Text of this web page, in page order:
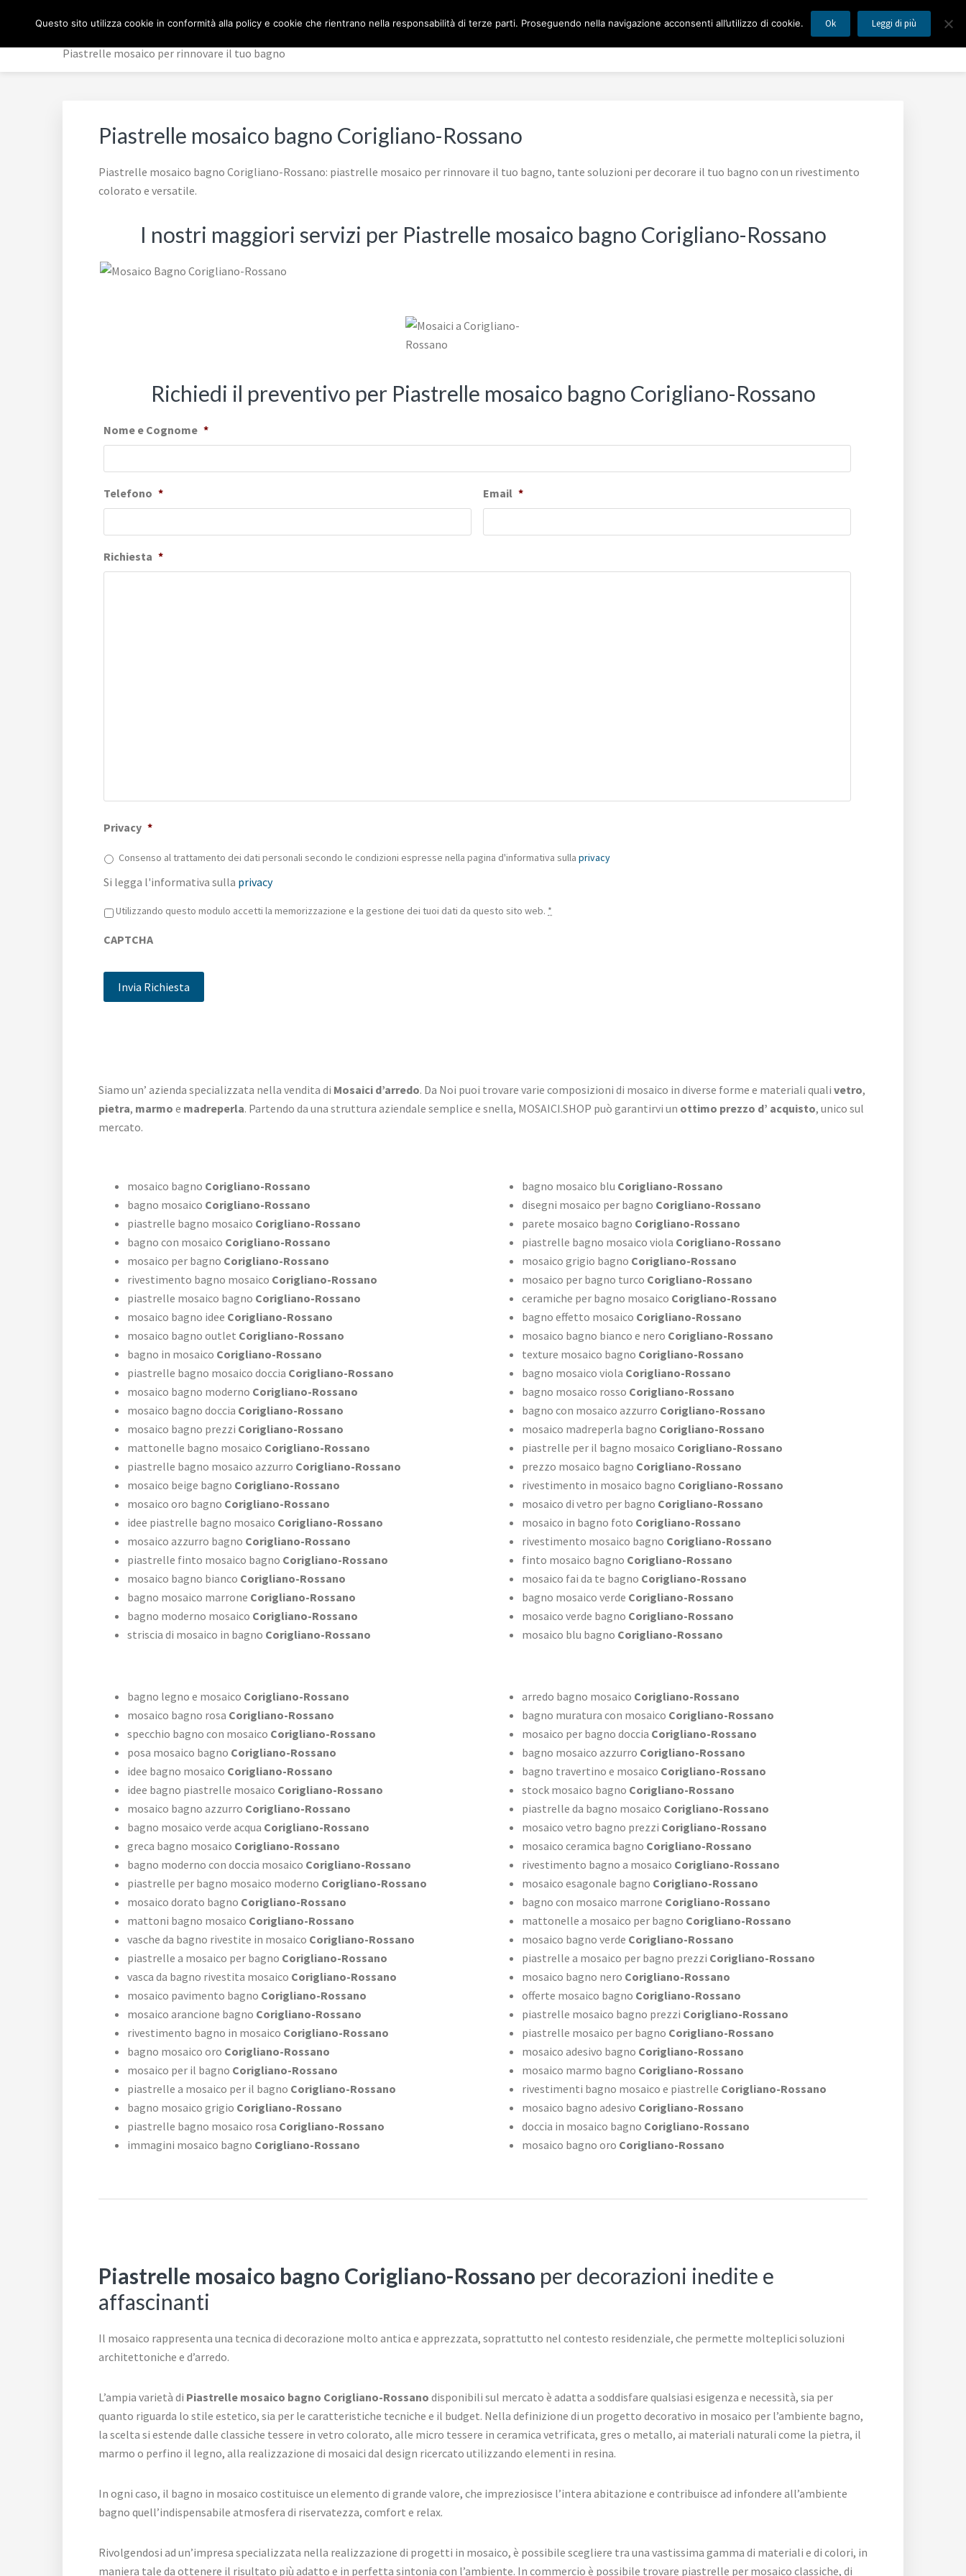
navigazione
contenuto
piè
MOSAICO BAGNO
Piastrelle mosaico per rinnovare il tuo bagno
Home MOSAICO BAGNO MILANO Blog Mappa del Sito Contatti
Piastrelle mosaico bagno Corigliano-Rossano
Piastrelle mosaico bagno Corigliano-Rossano: piastrelle mosaico per rinnovare il tuo bagno, tante soluzioni per decorare il tuo bagno con un rivestimento
colorato e versatile.
I nostri maggiori servizi per Piastrelle mosaico bagno Corigliano-Rossano
Richiedi il preventivo per Piastrelle mosaico bagno Corigliano-Rossano
Nome e Cognome *
Telefono * Email *
Richiesta *
Privacy *
Consenso al trattamento dei dati personali secondo le condizioni espresse nella pagina d'informativa sulla privacy
Si legga l'informativa sulla privacy
Privacy *
Utilizzando questo modulo accetti la memorizzazione e la gestione dei tuoi dati da questo sito web. *
CAPTCHA
Siamo un’ azienda specializzata nella vendita di Mosaici d’arredo. Da Noi puoi trovare varie composizioni di mosaico in diverse forme e materiali quali vetro,
pietra, marmo e madreperla. Partendo da una struttura aziendale semplice e snella, MOSAICI.SHOP può garantirvi un ottimo prezzo d’ acquisto, unico sul
mercato.
mosaico bagno Corigliano-Rossano
bagno mosaico Corigliano-Rossano
piastrelle bagno mosaico Corigliano-Rossano
bagno con mosaico Corigliano-Rossano
mosaico per bagno Corigliano-Rossano
rivestimento bagno mosaico Corigliano-Rossano
piastrelle mosaico bagno Corigliano-Rossano
mosaico bagno idee Corigliano-Rossano
mosaico bagno outlet Corigliano-Rossano
bagno in mosaico Corigliano-Rossano
piastrelle bagno mosaico doccia Corigliano-Rossano
mosaico bagno moderno Corigliano-Rossano
mosaico bagno doccia Corigliano-Rossano
mosaico bagno prezzi Corigliano-Rossano
mattonelle bagno mosaico Corigliano-Rossano
piastrelle bagno mosaico azzurro Corigliano-Rossano
mosaico beige bagno Corigliano-Rossano
mosaico oro bagno Corigliano-Rossano
idee piastrelle bagno mosaico Corigliano-Rossano
mosaico azzurro bagno Corigliano-Rossano
piastrelle finto mosaico bagno Corigliano-Rossano
mosaico bagno bianco Corigliano-Rossano
bagno mosaico marrone Corigliano-Rossano
bagno moderno mosaico Corigliano-Rossano
striscia di mosaico in bagno Corigliano-Rossano
bagno mosaico blu Corigliano-Rossano
disegni mosaico per bagno Corigliano-Rossano
parete mosaico bagno Corigliano-Rossano
piastrelle bagno mosaico viola Corigliano-Rossano
mosaico grigio bagno Corigliano-Rossano
mosaico per bagno turco Corigliano-Rossano
ceramiche per bagno mosaico Corigliano-Rossano
bagno effetto mosaico Corigliano-Rossano
mosaico bagno bianco e nero Corigliano-Rossano
texture mosaico bagno Corigliano-Rossano
bagno mosaico viola Corigliano-Rossano
bagno mosaico rosso Corigliano-Rossano
bagno con mosaico azzurro Corigliano-Rossano
mosaico madreperla bagno Corigliano-Rossano
piastrelle per il bagno mosaico Corigliano-Rossano
prezzo mosaico bagno Corigliano-Rossano
rivestimento in mosaico bagno Corigliano-Rossano
mosaico di vetro per bagno Corigliano-Rossano
mosaico in bagno foto Corigliano-Rossano
rivestimento mosaico bagno Corigliano-Rossano
finto mosaico bagno Corigliano-Rossano
mosaico fai da te bagno Corigliano-Rossano
bagno mosaico verde Corigliano-Rossano
mosaico verde bagno Corigliano-Rossano
mosaico blu bagno Corigliano-Rossano
bagno legno e mosaico Corigliano-Rossano
mosaico bagno rosa Corigliano-Rossano
specchio bagno con mosaico Corigliano-Rossano
posa mosaico bagno Corigliano-Rossano
idee bagno mosaico Corigliano-Rossano
idee bagno piastrelle mosaico Corigliano-Rossano
mosaico bagno azzurro Corigliano-Rossano
bagno mosaico verde acqua Corigliano-Rossano
greca bagno mosaico Corigliano-Rossano
bagno moderno con doccia mosaico Corigliano-Rossano
piastrelle per bagno mosaico moderno Corigliano-Rossano
mosaico dorato bagno Corigliano-Rossano
mattoni bagno mosaico Corigliano-Rossano
vasche da bagno rivestite in mosaico Corigliano-Rossano
piastrelle a mosaico per bagno Corigliano-Rossano
vasca da bagno rivestita mosaico Corigliano-Rossano
mosaico pavimento bagno Corigliano-Rossano
mosaico arancione bagno Corigliano-Rossano
rivestimento bagno in mosaico Corigliano-Rossano
bagno mosaico oro Corigliano-Rossano
mosaico per il bagno Corigliano-Rossano
piastrelle a mosaico per il bagno Corigliano-Rossano
bagno mosaico grigio Corigliano-Rossano
piastrelle bagno mosaico rosa Corigliano-Rossano
immagini mosaico bagno Corigliano-Rossano
arredo bagno mosaico Corigliano-Rossano
bagno muratura con mosaico Corigliano-Rossano
mosaico per bagno doccia Corigliano-Rossano
bagno mosaico azzurro Corigliano-Rossano
bagno travertino e mosaico Corigliano-Rossano
stock mosaico bagno Corigliano-Rossano
piastrelle da bagno mosaico Corigliano-Rossano
mosaico vetro bagno prezzi Corigliano-Rossano
mosaico ceramica bagno Corigliano-Rossano
rivestimento bagno a mosaico Corigliano-Rossano
mosaico esagonale bagno Corigliano-Rossano
bagno con mosaico marrone Corigliano-Rossano
mattonelle a mosaico per bagno Corigliano-Rossano
mosaico bagno verde Corigliano-Rossano
piastrelle a mosaico per bagno prezzi Corigliano-Rossano
mosaico bagno nero Corigliano-Rossano
offerte mosaico bagno Corigliano-Rossano
piastrelle mosaico bagno prezzi Corigliano-Rossano
piastrelle mosaico per bagno Corigliano-Rossano
mosaico adesivo bagno Corigliano-Rossano
mosaico marmo bagno Corigliano-Rossano
rivestimenti bagno mosaico e piastrelle Corigliano-Rossano
mosaico bagno adesivo Corigliano-Rossano
doccia in mosaico bagno Corigliano-Rossano
mosaico bagno oro Corigliano-Rossano
Piastrelle mosaico bagno Corigliano-Rossano per decorazioni inedite e
affascinanti
Il mosaico rappresenta una tecnica di decorazione molto antica e apprezzata, soprattutto nel contesto residenziale, che permette molteplici soluzioni
architettoniche e d’arredo.
L’ampia varietà di Piastrelle mosaico bagno Corigliano-Rossano disponibili sul mercato è adatta a soddisfare qualsiasi esigenza e necessità, sia per
quanto riguarda lo stile estetico, sia per le caratteristiche tecniche e il budget. Nella definizione di un progetto decorativo in mosaico per l’ambiente bagno,
la scelta si estende dalle classiche tessere in vetro colorato, alle micro tessere in ceramica vetrificata, gres o metallo, ai materiali naturali come la pietra, il
marmo o perfino il legno, alla realizzazione di mosaici dal design ricercato utilizzando elementi in resina.
In ogni caso, il bagno in mosaico costituisce un elemento di grande valore, che impreziosisce l’intera abitazione e contribuisce ad infondere all’ambiente
bagno quell’indispensabile atmosfera di riservatezza, comfort e relax.
Rivolgendosi ad un’impresa specializzata nella realizzazione di progetti in mosaico, è possibile scegliere tra una vastissima gamma di materiali e di colori, in
maniera tale da ottenere il risultato più adatto e in perfetta sintonia con l’ambiente. In commercio è possibile trovare piastrelle per mosaico classiche, di
Questo sito utilizza cookie in conformità alla policy e cookie che rientrano nella responsabilità di terze parti. Proseguendo nella navigazione acconsenti all’utilizzo di cookie. Ok Leggi di più